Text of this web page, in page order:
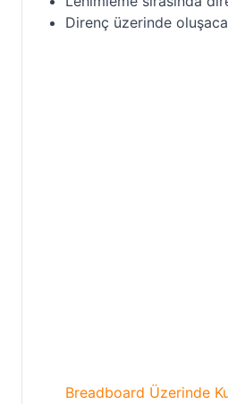
Direnç üzerinde
Breadboard Üzerinde